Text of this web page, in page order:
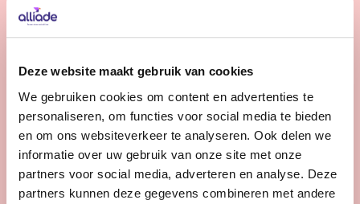
Deze website maakt gebruik van cookies
We gebruiken cookies om content en advertenties te
personaliseren, om functies voor social media te bieden
en om ons websiteverkeer te analyseren. Ook delen we
informatie over uw gebruik van onze site met onze
partners voor social media, adverteren en analyse. Deze
partners kunnen deze gegevens combineren met andere
verbeteren? Dan zoeken we jou.
Bekijk vacature
Controller Vastgoed en ICT
Heerenveen
32 - 36 uur | Voltijds, Onbepaalde tijd